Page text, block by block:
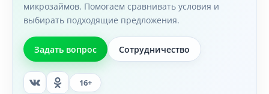
микрозаймов. Помогаем сравнивать условия и
выбирать подходящие предложения.
Задать вопрос Сотрудничество
16+